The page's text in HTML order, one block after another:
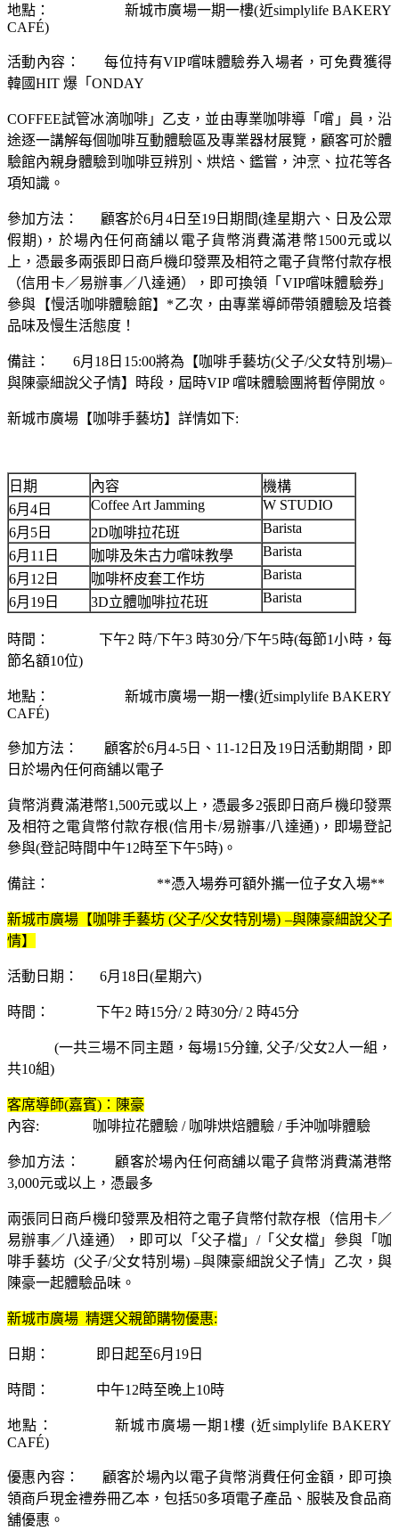
地點： 新城市廣場一期一樓(近simplylife BAKERY
CAFÉ)
活動內容： 每位持有VIP嚐味體驗券入場者，可免費獲得
韓國HIT 爆「ONDAY
COFFEE試管冰滴咖啡」乙支，並由專業咖啡導「嚐」員，沿
途逐一講解每個咖啡互動體驗區及專業器材展覽，顧客可於體
驗館內親身體驗到咖啡豆辨別、烘焙、鑑嘗，沖烹、拉花等各
項知識。
參加方法： 顧客於6月4日至19日期間(逢星期六、日及公眾
假期)，於場內任何商舖以電子貨幣消費滿港幣1500元或以
上，憑最多兩張即日商戶機印發票及相符之電子貨幣付款存根
（信用卡／易辦事／八達通），即可換領「VIP嚐味體驗券」
參與【慢活咖啡體驗館】*乙次，由專業導師帶領體驗及培養
品味及慢生活態度！
備註： 6月18日15:00將為【咖啡手藝坊(父子/父女特別場)–
與陳豪細說父子情】時段，屆時VIP 嚐味體驗團將暫停開放。
新城市廣場【咖啡手藝坊】詳情如下:
日期 內容
機構
6月4日
Coffee Art Jamming
W STUDIO
6月5日
2D咖啡拉花班
Barista
6月11日
咖啡及朱古力嚐味教學
Barista
6月12日
咖啡杯皮套工作坊
Barista
6月19日
3D立體咖啡拉花班 Barista
時間： 下午2 時/下午3 時30分/下午5時(每節1小時，每
節名額10位)
地點： 新城市廣場一期一樓(近simplylife BAKERY
CAFÉ)
參加方法： 顧客於6月4-5日、11-12日及19日活動期間，即
日於場內任何商舖以電子
貨幣消費滿港幣1,500元或以上，憑最多2張即日商戶機印發票
及相符之電貨幣付款存根(信用卡/易辦事/八達通)，即場登記
參與(登記時間中午12時至下午5時)。
備註： **憑入場券可額外攜一位子女入場**
新城市廣場【咖啡手藝坊 (父子/父女特別場) –與陳豪細說父子
情】
活動日期： 6月18日(星期六)
時間： 下午2 時15分/ 2 時30分/ 2 時45分
(一共三場不同主題，每場15分鐘, 父子/父女2人一組，
共10組)
客席導師(嘉賓)：陳豪
內容: 咖啡拉花體驗 / 咖啡烘焙體驗 / 手沖咖啡體驗
參加方法： 顧客於場內任何商舖以電子貨幣消費滿港幣
3,000元或以上，憑最多
兩張同日商戶機印發票及相符之電子貨幣付款存根（信用卡／
易辦事／八達通），即可以「父子檔」/「父女檔」參與「咖
啡手藝坊 (父子/父女特別場) –與陳豪細說父子情」乙次，與
陳豪一起體驗品味。
新城市廣場 精選父親節購物優惠:
日期： 即日起至6月19日
時間： 中午12時至晚上10時
地點： 新城市廣場一期1樓 (近simplylife BAKERY
CAFÉ)
優惠內容： 顧客於場內以電子貨幣消費任何金額，即可換
領商戶現金禮券冊乙本，包括50多項電子產品、服裝及食品商
舖優惠。